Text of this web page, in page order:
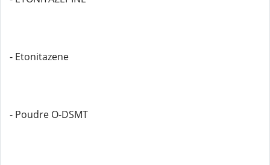
- Etonitazene
- Poudre O-DSMT